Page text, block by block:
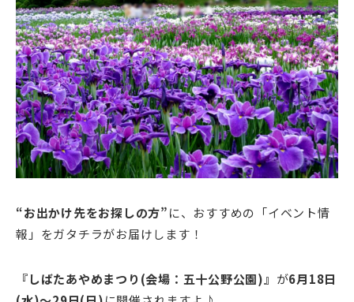
“お出かけ先をお探しの方”に、おすすめの「イベント情
報」をガタチラがお届けします！
『しばたあやめまつり(会場：五十公野公園)』 が6月18日